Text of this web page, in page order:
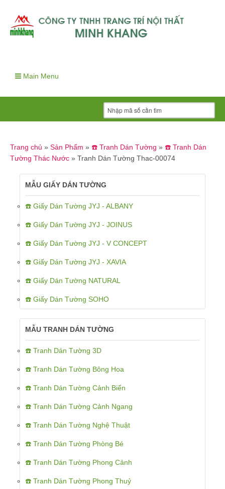
Main Menu
Trang chủ » Sản Phẩm » ☎️ Tranh Dán Tường » ☎️ Tranh Dán
Tường Thác Nước » Tranh Dán Tường Thac-00074
MẪU GIẤY DÁN TƯỜNG
☎️ Giấy Dán Tường JYJ - ALBANY
☎️ Giấy Dán Tường JYJ - JOINUS
☎️ Giấy Dán Tường JYJ - V CONCEPT
☎️ Giấy Dán Tường JYJ - XAVIA
☎️ Giấy Dán Tường NATURAL
☎️ Giấy Dán Tường SOHO
MẪU TRANH DÁN TƯỜNG
☎️ Tranh Dán Tường 3D
☎️ Tranh Dán Tường Bông Hoa
☎️ Tranh Dán Tường Cảnh Biển
☎️ Tranh Dán Tường Cảnh Ngang
☎️ Tranh Dán Tường Nghệ Thuật
☎️ Tranh Dán Tường Phòng Bé
☎️ Tranh Dán Tường Phong Cảnh
☎️ Tranh Dán Tường Phong Thuỷ